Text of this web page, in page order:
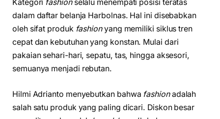
Kategori fashionselalu menempati posisi teratas
dalam daftar belanja Harbolnas. Hal ini disebabkan
oleh sifat produk fashionyang memiliki siklus tren
cepat dan kebutuhan yang konstan. Mulai dari
pakaian sehari-hari, sepatu, tas, hingga aksesori,
semuanya menjadi rebutan.
Hilmi Adrianto menyebutkan bahwa fashionadalah
salah satu produk yang paling dicari. Diskon besar